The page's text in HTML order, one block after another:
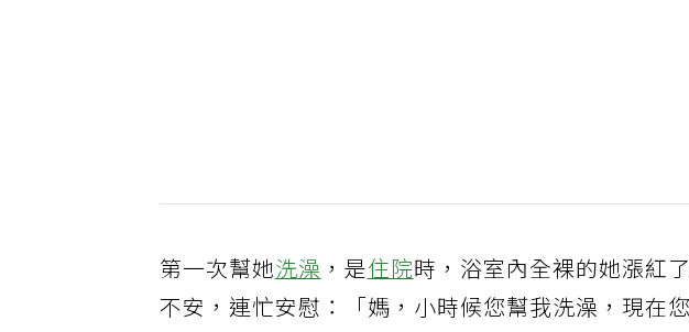
第一次幫她洗澡 ，是住院時，浴室內全裸的她漲紅
不安，連忙安慰：「媽，小時候您幫我洗澡，現在